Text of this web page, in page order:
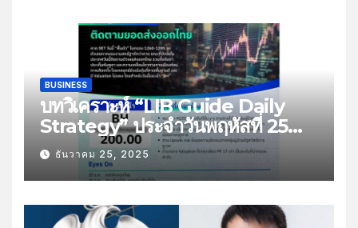
BUSINESS
บทวิเคราะห์ “LIB Guide Daily
Strategy” ประจำวันพฤหัสที่ 25
ธันวาคม 2568 หัวข้อ “ติดตามยอด
ส่งออกไทย”
ธันวาคม 25, 2025